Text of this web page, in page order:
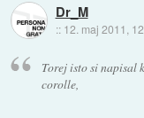
Dr_M
:: 12. maj 2011,
Torej isto si napisal
corolle,